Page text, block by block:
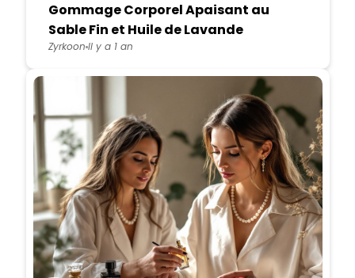
Gommage Corporel Apaisant au
Sable Fin et Huile de Lavande
Zyrkoon Il y a 1 an